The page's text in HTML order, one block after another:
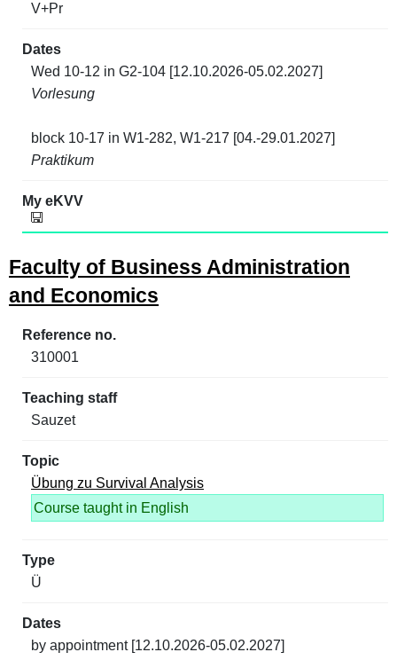
V+Pr
Wed 10-12 in G2-104 [12.10.2026-05.02.2027]
Vorlesung
block 10-17 in W1-282, W1-217 [04.-29.01.2027]
Praktikum
Faculty of Business Administration
and Economics
310001
Sauzet
Übung zu Survival Analysis
Course taught in English
Ü
by appointment [12.10.2026-05.02.2027]